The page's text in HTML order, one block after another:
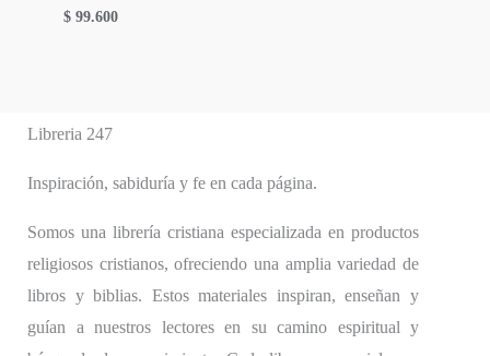
$ 99.600
Libreria 247
Inspiración, sabiduría y fe en cada página.
Somos una librería cristiana especializada en productos
religiosos cristianos, ofreciendo una amplia variedad de
libros y biblias. Estos materiales inspiran, enseñan y
guían a nuestros lectores en su camino espiritual y